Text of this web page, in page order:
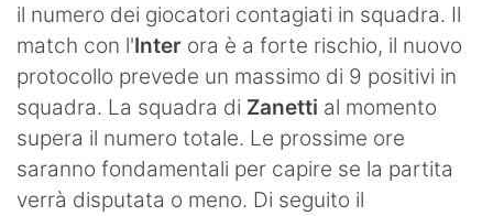
il numero dei giocatori contagiati in squadra. Il
match con l'Inter ora è a forte rischio, il nuovo
protocollo prevede un massimo di 9 positivi in
squadra. La squadra di Zanetti al momento
supera il numero totale. Le prossime ore
saranno fondamentali per capire se la partita
verrà disputata o meno. Di seguito il